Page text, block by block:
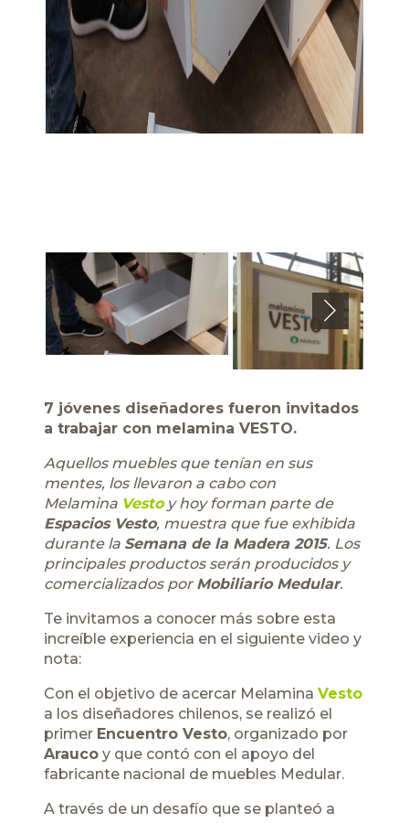
Next
7 jóvenes diseñadores fueron invitados
a trabajar con melamina VESTO.
Aquellos muebles que tenían en sus
mentes, los llevaron a cabo con
Melamina Vestoy hoy forman parte de
Espacios Vesto, muestra que fue exhibida
durante la Semana de la Madera 2015. Los
principales productos serán producidos y
comercializados por Mobiliario Medular.
Te invitamos a conocer más sobre esta
increíble experiencia en el siguiente video y
nota:
Con el objetivo de acercar Melamina Vesto
a los diseñadores chilenos, se realizó el
primer Encuentro Vesto, organizado por
Arauco y que contó con el apoyo del
fabricante nacional de muebles Medular.
A través de un desafío que se planteó a